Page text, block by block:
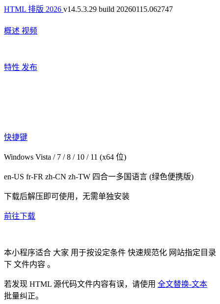
HTML 排版 2026 v14.5.3.29 build 20260115.062747
概述 视频
特性 发布
快捷键
Windows Vista / 7 / 8 / 10 / 11 (x64 位)
en-US fr-FR zh-CN zh-TW 四合一多国语言 (绿色便携版)
下载后解压即可使用，无需单独安装
前往下载
本小程序适合 大家 用于按设定条件 快速规范化 网站指定目录
下 文件内容 。
若发现 HTML 源代码文件内容有误，请使用 全文替换-文本
批量纠正。